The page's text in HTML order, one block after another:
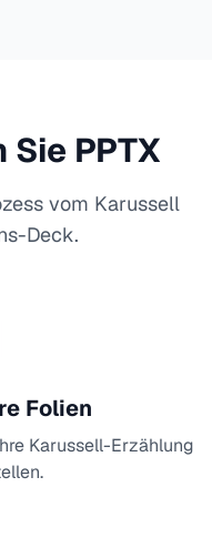
PPTX
vom Karussell
Deck.
Folien
Karussell-Erzählung